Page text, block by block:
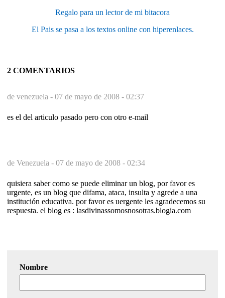
Regalo para un lector de mi bitacora
El Pais se pasa a los textos online con hiperenlaces.
2 COMENTARIOS
de venezuela - 07 de mayo de 2008 - 02:37
es el del articulo pasado pero con otro e-mail
de Venezuela - 07 de mayo de 2008 - 02:34
quisiera saber como se puede eliminar un blog, por favor es
urgente, es un blog que difama, ataca, insulta y agrede a una
institución educativa. por favor es uergente les agradecemos su
respuesta. el blog es : lasdivinassomosnosotras.blogia.com
Nombre